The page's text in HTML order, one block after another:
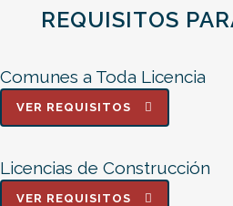
REQUISITOS
Comunes a Toda Licencia
VER REQUISITOS
Licencias de Construcción
VER REQUISITOS